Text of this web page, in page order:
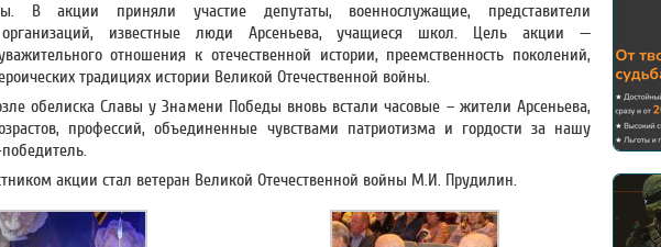
В акции приняли участие депутаты, военнослужащие, представители
организаций, известные люди Арсеньева, учащиеся школ. Цель акции —
отношения к отечественной истории, преемственность поколений,
традициях истории Великой Отечественной войны.
обелиска Славы у Знамени Победы вновь встали часовые – жители Арсеньева,
профессий, объединенные чувствами патриотизма и гордости за нашу
акции стал ветеран Великой Отечественной войны М.И. Прудилин.